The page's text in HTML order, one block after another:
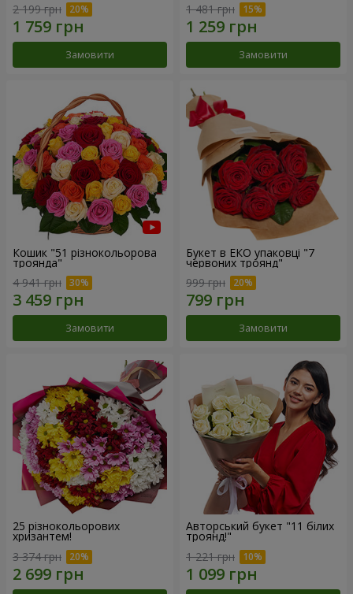
2 199 грн
Замовити
1 481 грн
Замовити
Кошик "51 різнокольорова
троянда"
4 941 грн
Замовити
Букет в ЕКО упаковці "7
червоних троянд"
999 грн
Замовити
25 різнокольорових
хризантем!
3 374 грн
Авторський букет "11 білих
троянд!"
1 221 грн